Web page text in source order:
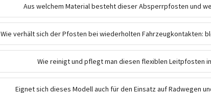
Aus welchem Material besteht dieser Absperrpfosten und
Wie verhält sich der Pfosten bei wiederholten Fahrzeugkontakten:
Wie reinigt und pflegt man diesen flexiblen Leitpfosten
Eignet sich dieses Modell auch für den Einsatz auf Radwegen